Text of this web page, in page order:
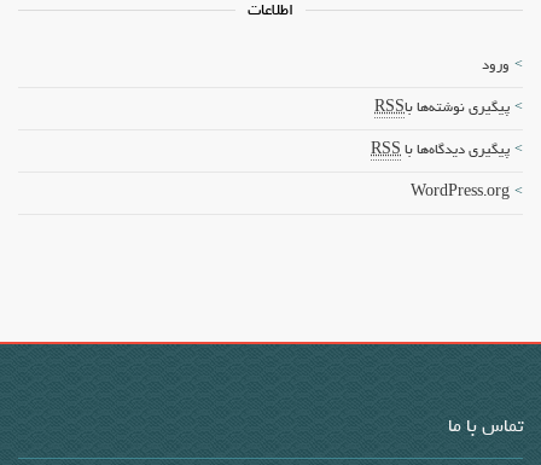
اطلاعات
ورود
پیگیری نوشته‌ها باRSS
پیگیری دیدگاه‌ها با RSS
WordPress.org
تماس با ما